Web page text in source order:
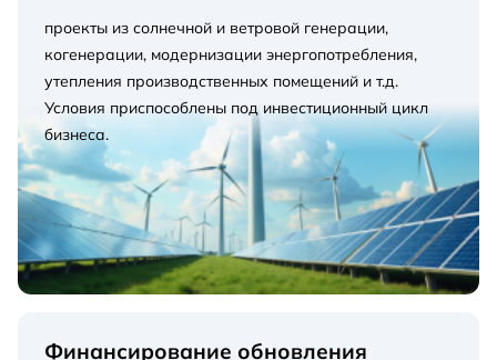
проекты из солнечной и ветровой генерации,
когенерации, модернизации энергопотребления,
утепления производственных помещений и т.д.
Условия приспособлены под инвестиционный цикл
бизнеса.
Финансирование обновления